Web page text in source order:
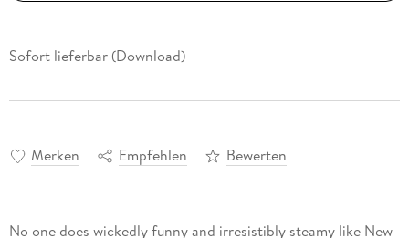
Sofort lieferbar (Download)
Merken Empfehlen Bewerten
No one does wickedly funny and irresistibly steamy like New